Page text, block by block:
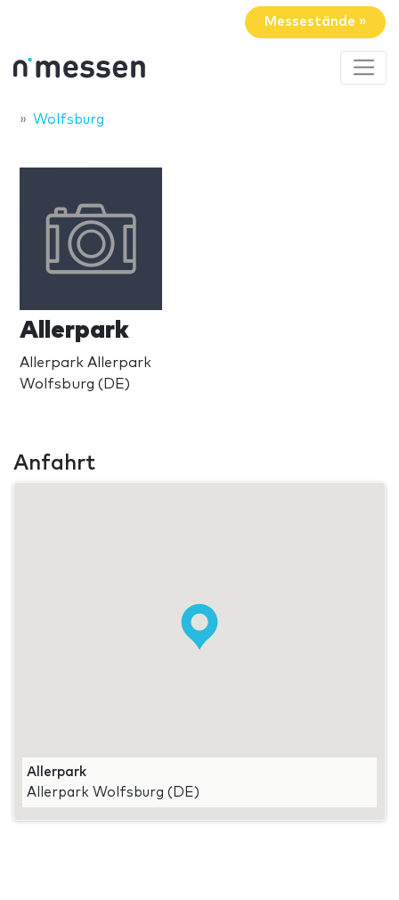
Messestände »
Wolfsburg
Allerpark
Allerpark Allerpark
Wolfsburg (DE)
Anfahrt
Allerpark
Allerpark Wolfsburg (DE)